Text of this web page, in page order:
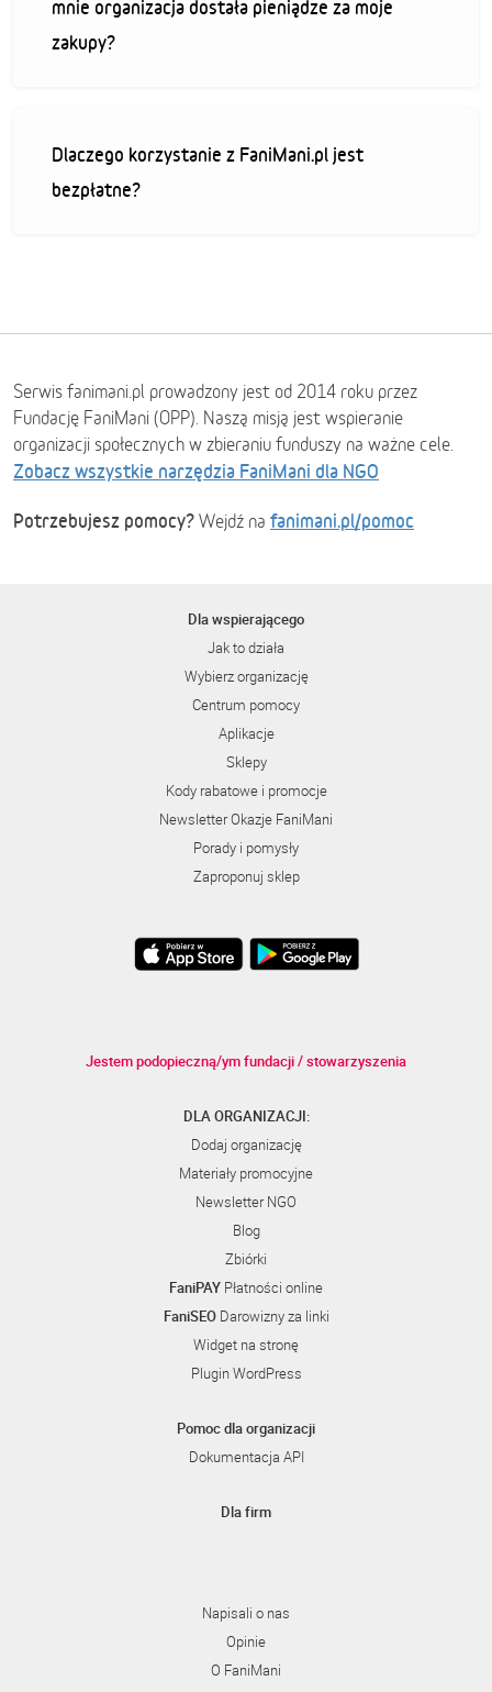
mnie organizacja dostała pieniądze za moje
zakupy?
Dlaczego korzystanie z FaniMani.pl jest
bezpłatne?
Serwis fanimani.pl prowadzony jest od 2014 roku przez
Fundację FaniMani (OPP). Naszą misją jest wspieranie
organizacji społecznych w zbieraniu funduszy na ważne cele.
Zobacz wszystkie narzędzia FaniMani dla NGO
Potrzebujesz pomocy? Wejdź na fanimani.pl/pomoc
Dla wspierającego
Jak to działa
Wybierz organizację
Centrum pomocy
Aplikacje
Sklepy
Kody rabatowe i promocje
Newsletter Okazje FaniMani
Porady i pomysły
Zaproponuj sklep
Jestem podopieczną/ym fundacji / stowarzyszenia
DLA ORGANIZACJI:
Dodaj organizację
Materiały promocyjne
Newsletter NGO
Blog
Zbiórki
FaniPAY Płatności online
FaniSEODarowizny za linki
Widget na stronę
Plugin WordPress
Pomoc dla organizacji
Dokumentacja API
Dla firm
Napisali o nas
Opinie
O FaniMani